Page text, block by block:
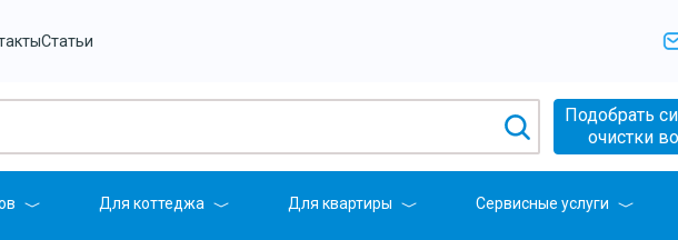
Статьи
Подобрать
очистки
Для коттеджа Для квартиры Сервисные услуги